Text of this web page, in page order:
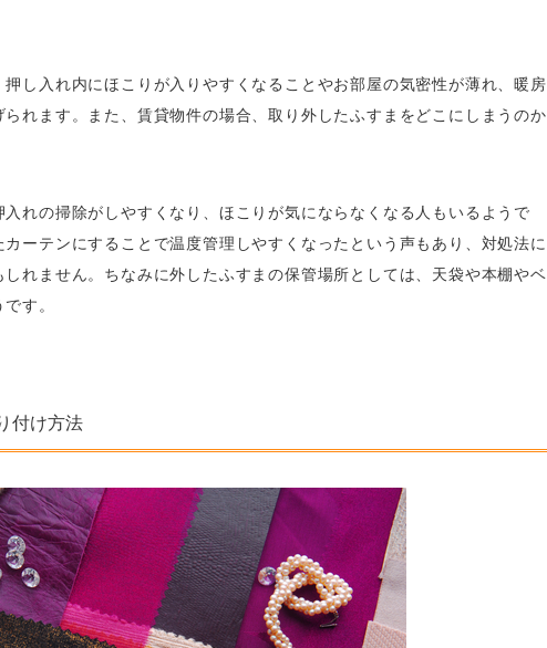
し入れ内にほこりが入りやすくなることやお部屋の気密性が薄れ、暖房
れます。また、賃貸物件の場合、取り外したふすまをどこにしまうのか
れの掃除がしやすくなり、ほこりが気にならなくなる人もいるようで
ーテンにすることで温度管理しやすくなったという声もあり、対処法に
れません。ちなみに外したふすまの保管場所としては、天袋や本棚やベ
す。
付け方法